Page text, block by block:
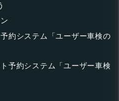
約システム「ユーザー車検の
予約システム「ユーザー車検